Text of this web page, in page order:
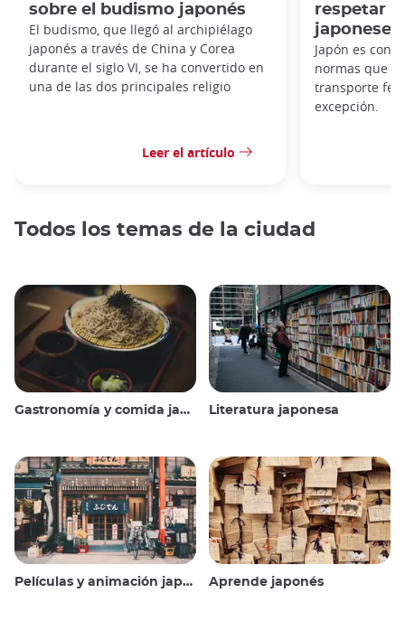
sobre el budismo japonés
El budismo, que llegó al archipiélago
japonés a través de China y Corea
durante el siglo VI, se ha convertido en
una de las dos principales religio
Leer el artículo
respetar
japoneses
Japón es
normas que
transporte
excepción.
Todos los temas de la ciudad
Gastronomía y comida japonesas Literatura japonesa
Películas y animación japonesas Aprende japonés